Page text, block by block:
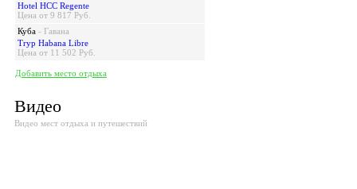
Hotel HCC Regente
Цена от 9 817 Руб.
Куба - Гавана
Tryp Habana Libre
Цена от 11 502 Руб.
Добавить место отдыха
Видео
Видео мест отдыха и путешествий